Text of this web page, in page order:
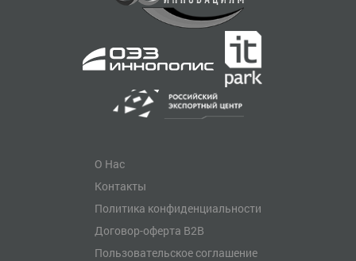
О Нас
Контакты
Политика конфиденциальности
Договор-оферта B2B
Пользовательское соглашение